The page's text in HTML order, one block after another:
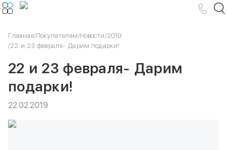
Главная/Покупателям/Новости/2019
/22 и 23 февраля- Дарим подарки!
22 и 23 февраля- Дарим
подарки!
22.02.2019